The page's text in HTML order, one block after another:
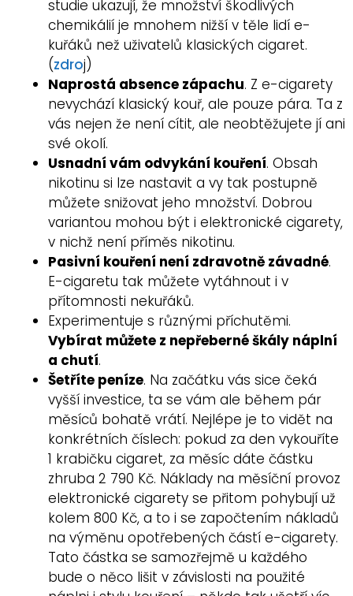
studie ukazují, že množství škodlivých
chemikálií je mnohem nižší v těle lidí e-
kuřáků než uživatelů klasických cigaret.
(zdroj)
Naprostá absence zápachu. Z e-cigarety
nevychází klasický kouř, ale pouze pára. Ta z
vás nejen že není cítit, ale neobtěžujete jí ani
své okolí.
Usnadní vám odvykání kouření. Obsah
nikotinu si lze nastavit a vy tak postupně
můžete snižovat jeho množství. Dobrou
variantou mohou být i elektronické cigarety,
v nichž není příměs nikotinu.
Pasivní kouření není zdravotně závadné.
E-cigaretu tak můžete vytáhnout i v
přítomnosti nekuřáků.
Experimentuje s různými příchutěmi.
Vybírat můžete z nepřeberné škály náplní
a chutí.
Šetříte peníze. Na začátku vás sice čeká
vyšší investice, ta se vám ale během pár
měsíců bohatě vrátí. Nejlépe je to vidět na
konkrétních číslech: pokud za den vykouříte
1 krabičku cigaret, za měsíc dáte částku
zhruba 2 790 Kč. Náklady na měsíční provoz
elektronické cigarety se přitom pohybují už
kolem 800 Kč, a to i se započtením nákladů
na výměnu opotřebených částí e-cigarety.
Tato částka se samozřejmě u každého
bude o něco lišit v závislosti na použité